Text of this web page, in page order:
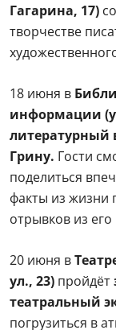
Гагарина, 17)
творчестве
18 июня в
информации
литературный
Грину. Гости
поделиться
факты из жизни
отрывков из его
20 июня в
ул., 23) пройдёт
театральный
погрузиться в